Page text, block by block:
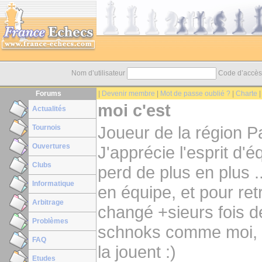
Nom d’utilisateur Code
Forums Devenir membre Mot de passe oublié ? Charte
Actualités
Tournois
Ouvertures
Clubs
Informatique
Arbitrage
Problèmes
FAQ
Etudes
moi c'est
Joueur de la région
J'apprécie l'esprit
perd de plus en plus
en équipe, et pour
changé +sieurs fois
schnoks comme
la jouent :)